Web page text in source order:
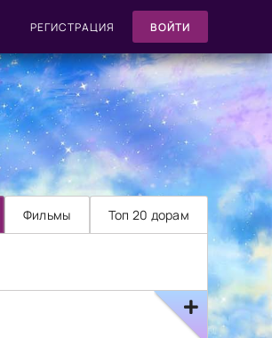
РЕГИСТРАЦИЯ ВОЙТИ
Фильмы Топ 20 дорам